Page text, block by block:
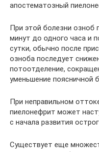
апостематозный
При этой болезни озноб
минут до одного часа и
сутки, обычно после
озноба последует
потоотделение,
уменьшение поясничной
При неправильном
пиелонефрит может
с начала развития
Существует еще